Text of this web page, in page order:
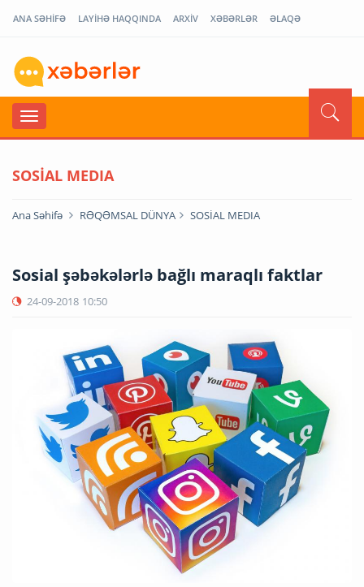
ANA SƏHİFƏ LAYİHƏ HAQQINDA ARXİV XƏBƏRLƏR ƏLAQƏ
SOSİAL MEDIA
Ana Səhifə RƏQƏMSAL DÜNYA SOSİAL MEDIA
Sosial şəbəkələrlə bağlı maraqlı faktlar
24-09-2018 10:50